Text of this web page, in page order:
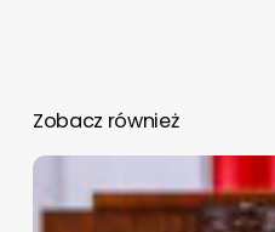
Zobacz również